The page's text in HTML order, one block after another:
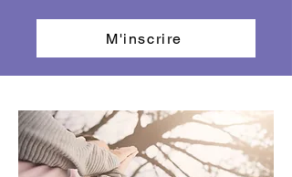
M'inscrire